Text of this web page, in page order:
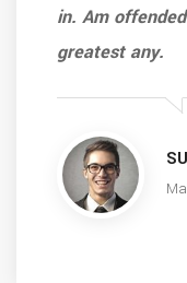
in. Am
greatest any.